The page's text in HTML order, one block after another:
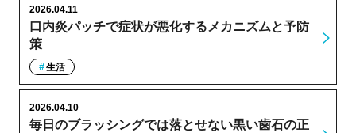
口内炎パッチで症状が悪化するメカニズムと予防
策
2026.04.11
生活
毎日のブラッシングでは落とせない黒い歯石の正
2026.04.10